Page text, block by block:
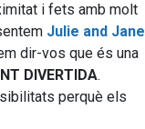
i fets amb molt
Julie and Jane
dir-vos que és una
DIVERTIDA.
perquè els